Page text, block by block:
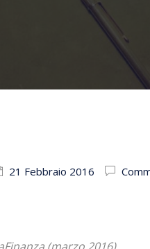
21 Febbraio 2016